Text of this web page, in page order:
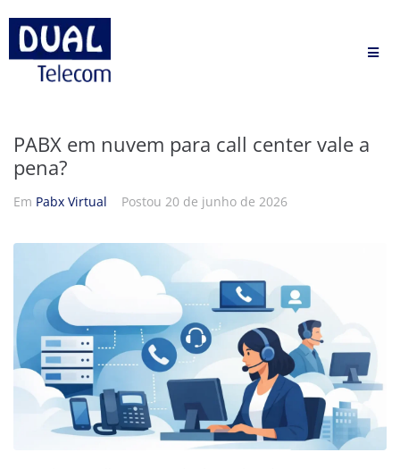
PABX em nuvem para call center vale a
pena?
Em Pabx Virtual Postou 20 de junho de 2026